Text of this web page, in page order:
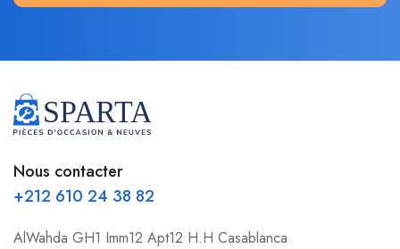
Nous contacter
+212 610 24 38 82
AlWahda GH1 Imm12 Apt12 H.H Casablanca